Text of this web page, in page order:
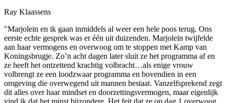
Ray Klaassens
"Marjolein en ik gaan inmiddels al weer een hele poos terug. Ons
eerste echte gesprek was er één uit duizenden. Marjolein twijfelde
aan haar vermogens en overwoog om te stoppen met Kamp van
Koningsbrugje. Zo’n acht dagen later sluit ze het programma af en
ze heeft het ontzettend krachtig volbracht…als enige vrouw
volbrengt ze een loodzwaar programma en bovendien in een
omgeving die overwegend uit mannen bestaat. Vanzelfsprekend zegt
dit alles over haar mindset en doorzettingsvermogen, maar eigenlijk